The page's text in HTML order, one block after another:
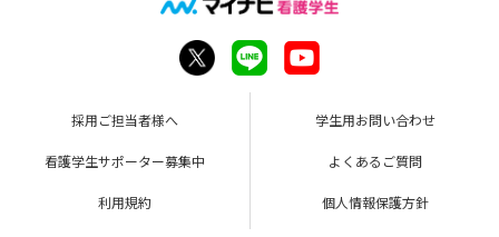
採用ご担当者様へ 学生用お問い合わせ
看護学生サポーター募集中 よくあるご質問
利用規約 個人情報保護方針